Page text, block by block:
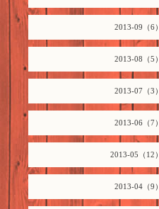
2013-09（6）
2013-08（5）
2013-07（3）
2013-06（7）
2013-05（12）
2013-04（9）